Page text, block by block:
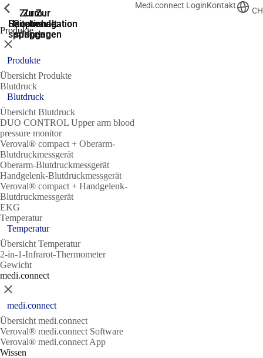
Zur
Suche
springen
Zur
Hauptnavigation
springen
Zur
Hauptnavigation
springen
Zum
Hauptinhalt
springen
Zum
Seitenende
springen
Medi.connect LoginKontakt
CH
Produkte
Zeige vorherige
Schließen
Produkte
Übersicht Produkte
Blutdruck
Zeige vorherige
Blutdruck
Übersicht Blutdruck
DUO CONTROL Upper arm blood
pressure monitor
Veroval® compact + Oberarm-
Blutdruckmessgerät
Oberarm-Blutdruckmessgerät
Handgelenk-Blutdruckmessgerät
Veroval® compact + Handgelenk-
Blutdruckmessgerät
EKG
Temperatur
Zeige vorherige
Temperatur
Übersicht Temperatur
2-in-1-Infrarot-Thermometer
Gewicht
medi.connect
Zeige vorherige
Schließen
medi.connect
Übersicht medi.connect
Veroval® medi.connect Software
Veroval® medi.connect App
Wissen
Zeige vorherige
Zeige vorherige